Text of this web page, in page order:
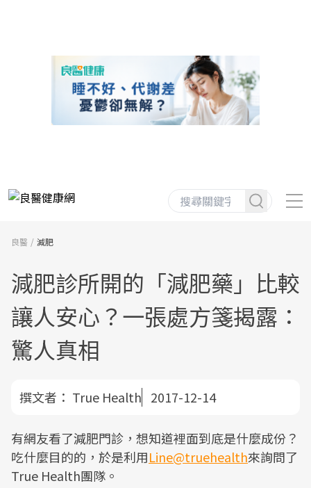
良醫 減肥
減肥診所開的「減肥藥」比較
讓人安心？一張處方箋揭露：
驚人真相
撰文者： True Health 2017-12-14
有網友看了減肥門診，想知道裡面到底是什麼成份？
吃什麼目的的，於是利用Line@truehealth來詢問了
True Health團隊。